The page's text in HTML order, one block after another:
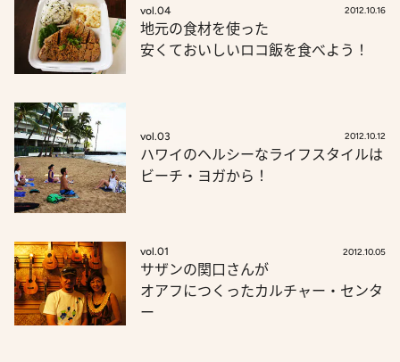
vol.04 2012.10.16
地元の食材を使った
安くておいしいロコ飯を食べよう！
vol.03 2012.10.12
ハワイのヘルシーなライフスタイルは
ビーチ・ヨガから！
vol.01 2012.10.05
サザンの関口さんが
オアフにつくったカルチャー・センタ
ー